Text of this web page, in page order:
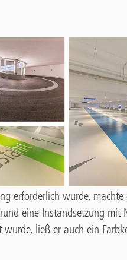
erforderlich wurde,
eine Instandsetzung
wurde, ließ er auch ein